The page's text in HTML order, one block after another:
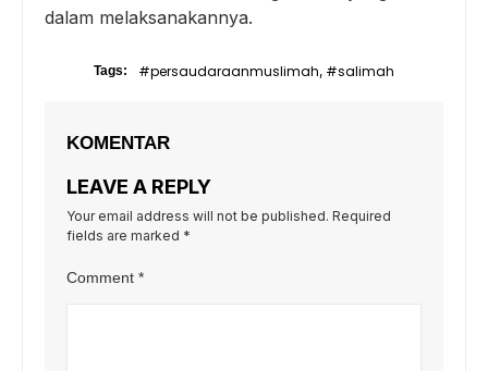
dalam melaksanakannya.
Tags: #persaudaraanmuslimah, #salimah
KOMENTAR
LEAVE A REPLY
Your email address will not be published. Required
fields are marked *
Comment *